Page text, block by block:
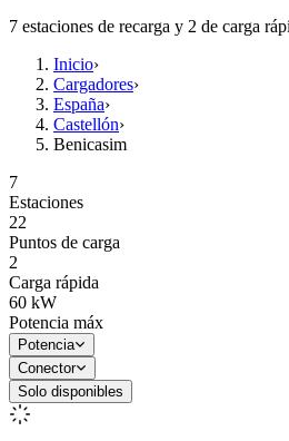
7 estaciones de recarga y 2 de carga
Inicio›
Cargadores›
España›
Castellón›
Benicasim
7
Estaciones
22
Puntos de carga
2
Carga rápida
60 kW
Potencia máx
Potencia
Conector
Solo disponibles